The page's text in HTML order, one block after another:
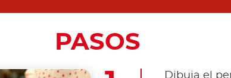
PASOS
Dibuja el